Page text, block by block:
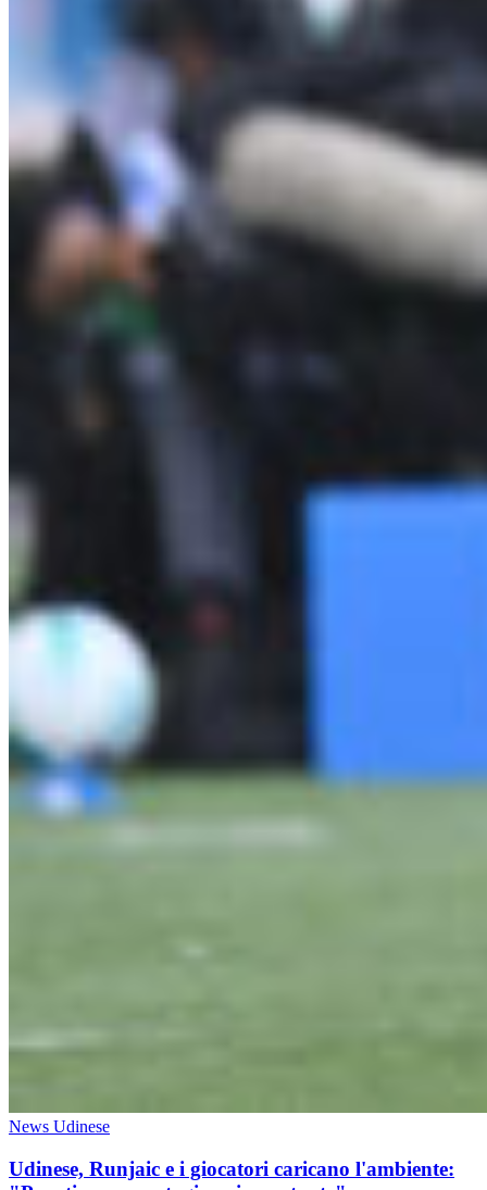
News Udinese
Udinese, Runjaic e i giocatori caricano l'ambiente: